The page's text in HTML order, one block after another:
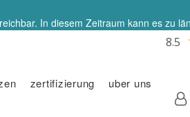
In diesem Zeitraum kann es zu
8.5
zertifizierung
uber uns
Store